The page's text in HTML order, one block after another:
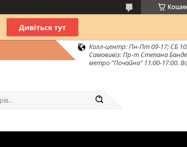
Колл-центр: Пн-Пт 09-17; СБ
Самовивіз: Пр-т Степана
метро "Почайна" 11:00-17:00. Вс